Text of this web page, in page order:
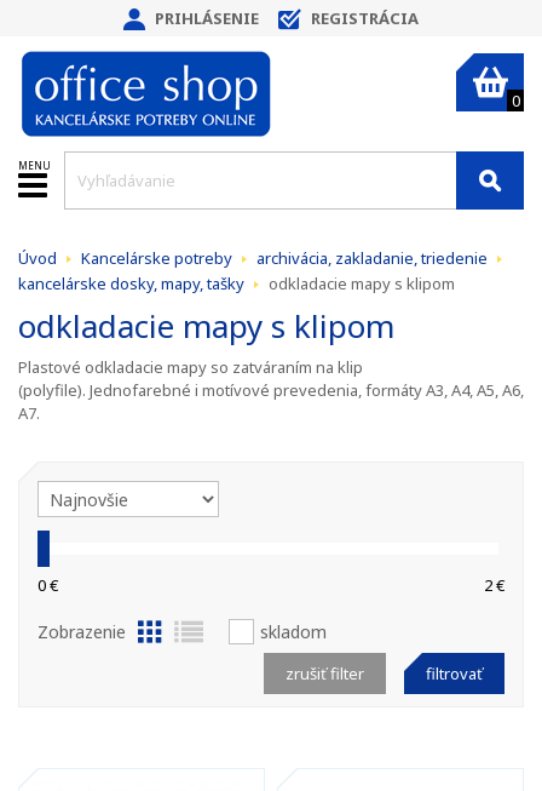
PRIHLÁSENIE REGISTRÁCIA
0
MENU
Úvod Kancelárske potreby
archivácia, zakladanie, triedenie
kancelárske dosky, mapy, tašky
odkladacie mapy s klipom
odkladacie mapy s klipom
Plastové odkladacie mapy so zatváraním na klip
(polyfile). Jednofarebné i motívové prevedenia, formáty A3, A4, A5, A6,
A7.
0 € 2 €
Zobrazenie skladom
filtrovať
zrušiť filter